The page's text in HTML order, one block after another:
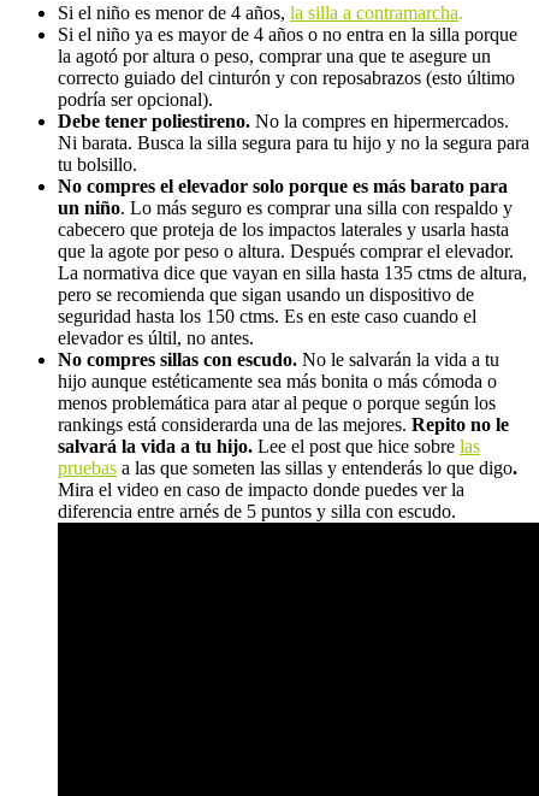
Si el niño es menor de 4 años, la silla a contramarcha.
Si el niño ya es mayor de 4 años o no entra en la silla porque
la agotó por altura o peso, comprar una que te asegure un
correcto guiado del cinturón y con reposabrazos (esto último
podría ser opcional).
Debe tener poliestireno. No la compres en hipermercados.
Ni barata. Busca la silla segura para tu hijo y no la segura para
tu bolsillo.
No compres el elevador solo porque es más barato para
un niño. Lo más seguro es comprar una silla con respaldo y
cabecero que proteja de los impactos laterales y usarla hasta
que la agote por peso o altura. Después comprar el elevador.
La normativa dice que vayan en silla hasta 135 ctms de altura,
pero se recomienda que sigan usando un dispositivo de
seguridad hasta los 150 ctms. Es en este caso cuando el
elevador es últil, no antes.
No compres sillas con escudo. No le salvarán la vida a tu
hijo aunque estéticamente sea más bonita o más cómoda o
menos problemática para atar al peque o porque según los
rankings está considerarda una de las mejores. Repito no le
salvará la vida a tu hijo. Lee el post que hice sobre las
pruebas a las que someten las sillas y entenderás lo que digo.
Mira el video en caso de impacto donde puedes ver la
diferencia entre arnés de 5 puntos y silla con escudo.